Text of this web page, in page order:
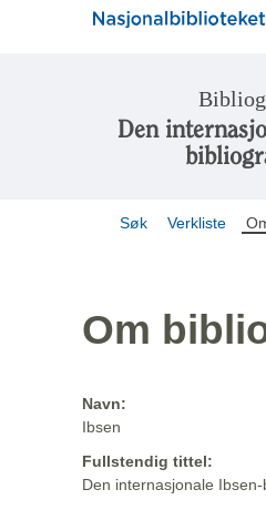
Den
Søk Verkliste
Om
Navn:
Ibsen
Fullstendig tittel:
Den internasjonale